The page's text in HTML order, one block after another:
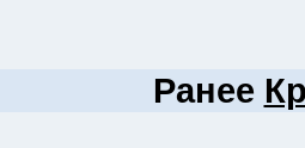
Ранее